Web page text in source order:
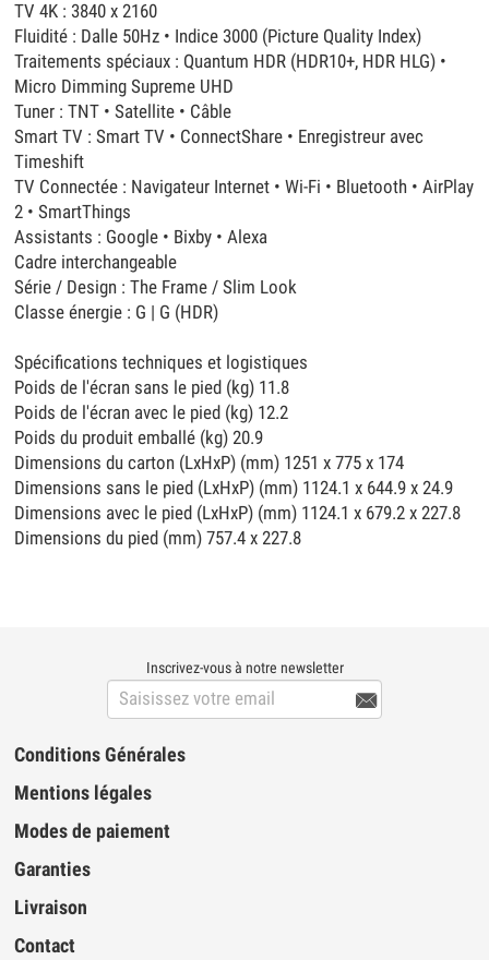
TV 4K : 3840 x 2160
Fluidité : Dalle 50Hz • Indice 3000 (Picture Quality Index)
Traitements spéciaux : Quantum HDR (HDR10+, HDR HLG) •
Micro Dimming Supreme UHD
Tuner : TNT • Satellite • Câble
Smart TV : Smart TV • ConnectShare • Enregistreur avec
Timeshift
TV Connectée : Navigateur Internet • Wi-Fi • Bluetooth • AirPlay
2 • SmartThings
Assistants : Google • Bixby • Alexa
Cadre interchangeable
Série / Design : The Frame / Slim Look
Classe énergie : G | G (HDR)
Spécifications techniques et logistiques
Poids de l'écran sans le pied (kg) 11.8
Poids de l'écran avec le pied (kg) 12.2
Poids du produit emballé (kg) 20.9
Dimensions du carton (LxHxP) (mm) 1251 x 775 x 174
Dimensions sans le pied (LxHxP) (mm) 1124.1 x 644.9 x 24.9
Dimensions avec le pied (LxHxP) (mm) 1124.1 x 679.2 x 227.8
Dimensions du pied (mm) 757.4 x 227.8
Inscrivez-vous à notre newsletter

Conditions Générales
Mentions légales
Modes de paiement
Garanties
Livraison
Contact